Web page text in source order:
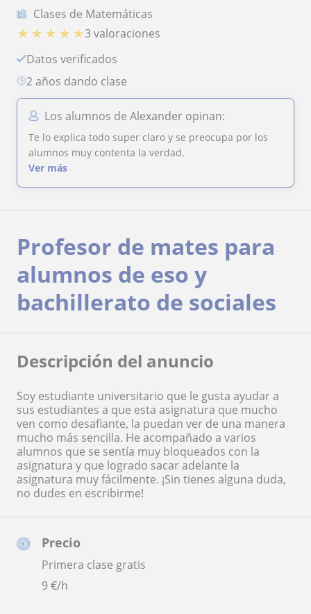
Clases de Matemáticas
★ ★ ★ ★ ★3 valoraciones
Datos verificados
2 años dando clase
Los alumnos de Alexander opinan:
Te lo explica todo super claro y se preocupa por los
alumnos muy contenta la verdad.
Ver más
Precio
Primera clase gratis
9€/h
Profesor de mates para
alumnos de eso y
bachillerato de sociales
Descripción del anuncio
Soy estudiante universitario que le gusta ayudar a
sus estudiantes a que esta asignatura que mucho
ven como desafiante, la puedan ver de una manera
mucho más sencilla. He acompañado a varios
alumnos que se sentía muy bloqueados con la
asignatura y que logrado sacar adelante la
asignatura muy fácilmente. ¡Sin tienes alguna duda,
no dudes en escribirme!